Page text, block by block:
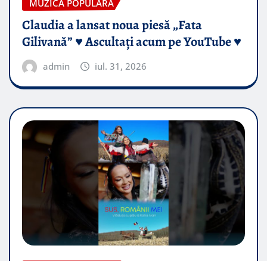
MUZICA POPULARA
Claudia a lansat noua piesă „Fata
Gilivană” ♥️ Ascultați acum pe YouTube ♥️
admin iul. 31, 2026